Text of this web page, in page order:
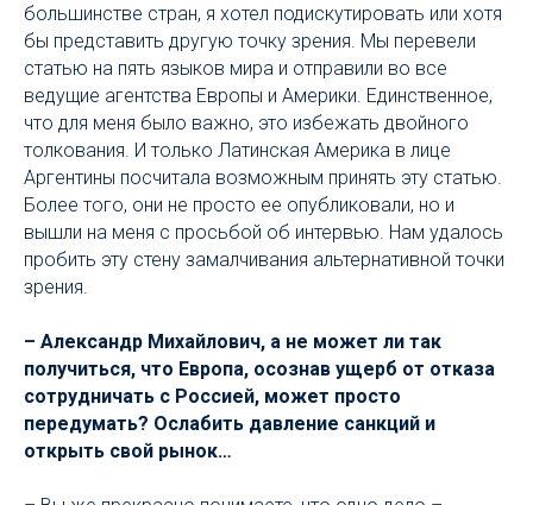
большинстве стран, я хотел подискутировать или хотя
бы представить другую точку зрения. Мы перевели
статью на пять языков мира и отправили во все
ведущие агентства Европы и Америки. Единственное,
что для меня было важно, это избежать двойного
толкования. И только Латинская Америка в лице
Аргентины посчитала возможным принять эту статью.
Более того, они не просто ее опубликовали, но и
вышли на меня с просьбой об интервью. Нам удалось
пробить эту стену замалчивания альтернативной точки
зрения.
– Александр Михайлович, а не может ли так
получиться, что Европа, осознав ущерб от отказа
сотрудничать с Россией, может просто
передумать? Ослабить давление санкций и
открыть свой рынок…